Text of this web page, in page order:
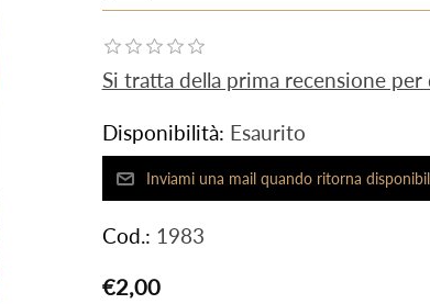
Si tratta della prima recensione
Disponibilità: Esaurito
Cod.: 1983
€2,00